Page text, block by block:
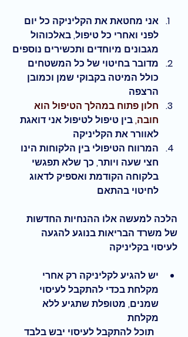
אני מחטאת את הקליניקה כל יום
לפני ואחרי כל טיפול, באלכוהול
מגבונים מיוחדים ותכשירים נוספים
מדובר בחיטוי של כל המשטחים
כולל המיטה בקבוקי שמן וכמובן
הרצפה
חלון פתוח במהלך הטיפול הוא
חובה, בין טיפול לטיפול אני דואגת
לאוורר את הקליניקה
המרווח הטיפולי בין הלקוחות הינו
חצי שעה ויותר, כך שלא תפגשי
בלקוחה הקודמת ואספיק לדאוג
לחיטוי בהתאם
הלכה למעשה אלו ההנחיות החדשות
של משרד הבריאות בנוגע להגעה
לעיסוי בקליניקה
יש להגיע לקליניקה רק אחרי
מקלחת בכדי להתקבל לעיסוי
שמנים, מטופלת שתגיע ללא
מקלחת